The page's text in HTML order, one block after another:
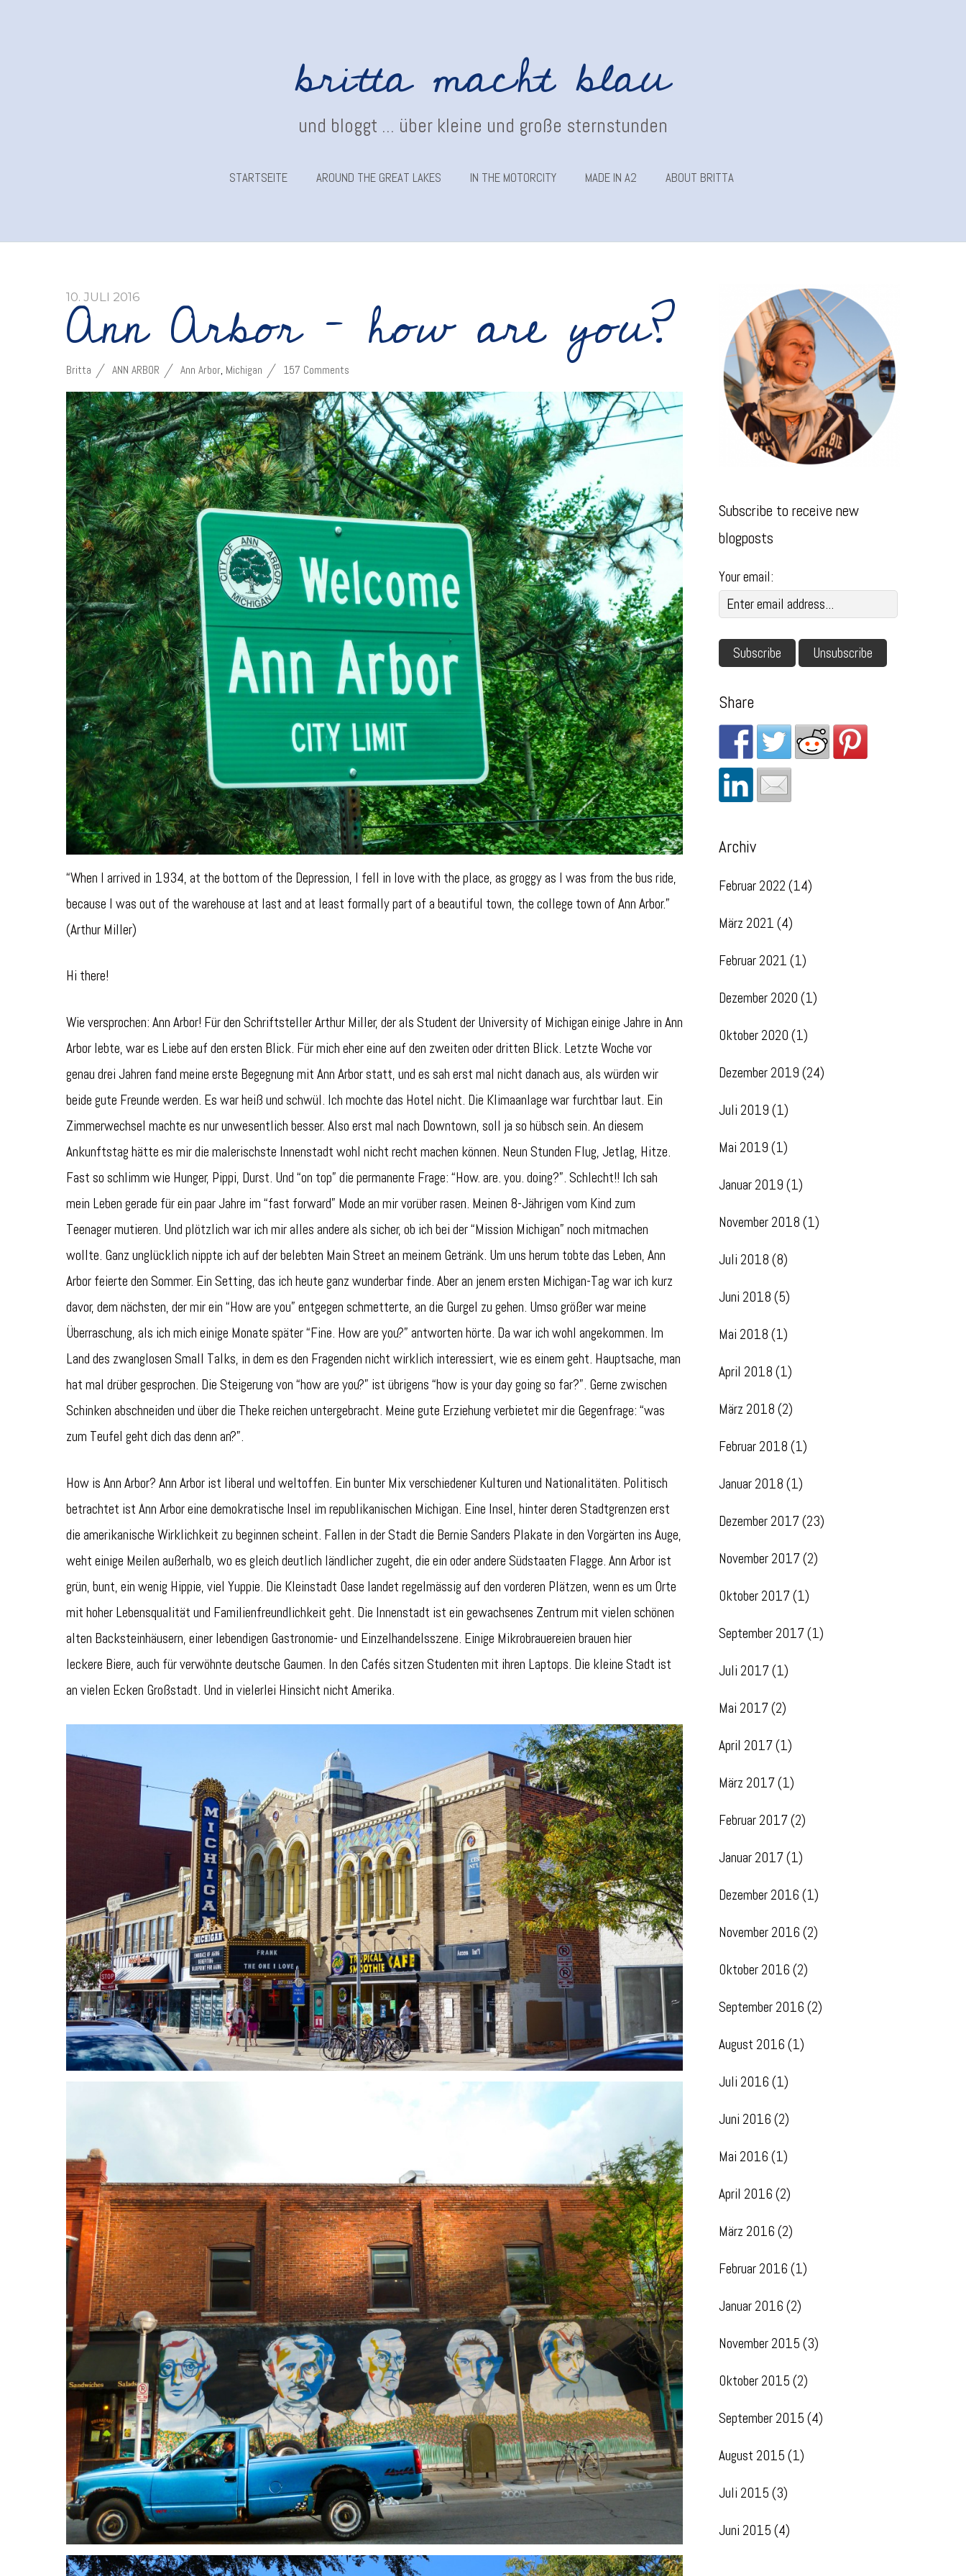
britta macht blau
und bloggt ... über kleine und große sternstunden
STARTSEITE AROUND THE GREAT LAKES IN THE MOTORCITY MADE IN A2 ABOUT BRITTA
10. JULI 2016
Ann Arbor – how are you?
Britta ANN ARBOR Ann Arbor, Michigan 157 Comments
“When I arrived in 1934, at the bottom of the Depression, I fell in love with the place, as groggy as I was from the bus ride,
because I was out of the warehouse at last and at least formally part of a beautiful town, the college town of Ann Arbor.”
(Arthur Miller)
Hi there!
Wie versprochen: Ann Arbor! Für den Schriftsteller Arthur Miller, der als Student der University of Michigan einige Jahre in Ann
Arbor lebte, war es Liebe auf den ersten Blick. Für mich eher eine auf den zweiten oder dritten Blick. Letzte Woche vor
genau drei Jahren fand meine erste Begegnung mit Ann Arbor statt, und es sah erst mal nicht danach aus, als würden wir
beide gute Freunde werden. Es war heiß und schwül. Ich mochte das Hotel nicht. Die Klimaanlage war furchtbar laut. Ein
Zimmerwechsel machte es nur unwesentlich besser. Also erst mal nach Downtown, soll ja so hübsch sein. An diesem
Ankunftstag hätte es mir die malerischste Innenstadt wohl nicht recht machen können. Neun Stunden Flug, Jetlag, Hitze.
Fast so schlimm wie Hunger, Pippi, Durst. Und “on top” die permanente Frage: “How. are. you. doing?”. Schlecht!! Ich sah
mein Leben gerade für ein paar Jahre im “fast forward” Mode an mir vorüber rasen. Meinen 8-Jährigen vom Kind zum
Teenager mutieren. Und plötzlich war ich mir alles andere als sicher, ob ich bei der “Mission Michigan” noch mitmachen
wollte. Ganz unglücklich nippte ich auf der belebten Main Street an meinem Getränk. Um uns herum tobte das Leben, Ann
Arbor feierte den Sommer. Ein Setting, das ich heute ganz wunderbar finde. Aber an jenem ersten Michigan-Tag war ich kurz
davor, dem nächsten, der mir ein “How are you” entgegen schmetterte, an die Gurgel zu gehen. Umso größer war meine
Überraschung, als ich mich einige Monate später “Fine. How are you?” antworten hörte. Da war ich wohl angekommen. Im
Land des zwanglosen Small Talks, in dem es den Fragenden nicht wirklich interessiert, wie es einem geht. Hauptsache, man
hat mal drüber gesprochen. Die Steigerung von “how are you?” ist übrigens “how is your day going so far?”. Gerne zwischen
Schinken abschneiden und über die Theke reichen untergebracht. Meine gute Erziehung verbietet mir die Gegenfrage: “was
zum Teufel geht dich das denn an?”.
How is Ann Arbor? Ann Arbor ist liberal und weltoffen. Ein bunter Mix verschiedener Kulturen und Nationalitäten. Politisch
betrachtet ist Ann Arbor eine demokratische Insel im republikanischen Michigan. Eine Insel, hinter deren Stadtgrenzen erst
die amerikanische Wirklichkeit zu beginnen scheint. Fallen in der Stadt die Bernie Sanders Plakate in den Vorgärten ins Auge,
weht einige Meilen außerhalb, wo es gleich deutlich ländlicher zugeht, die ein oder andere Südstaaten Flagge. Ann Arbor ist
grün, bunt, ein wenig Hippie, viel Yuppie. Die Kleinstadt Oase landet regelmässig auf den vorderen Plätzen, wenn es um Orte
mit hoher Lebensqualität und Familienfreundlichkeit geht. Die Innenstadt ist ein gewachsenes Zentrum mit vielen schönen
alten Backsteinhäusern, einer lebendigen Gastronomie- und Einzelhandelsszene. Einige Mikrobrauereien brauen hier
leckere Biere, auch für verwöhnte deutsche Gaumen. In den Cafés sitzen Studenten mit ihren Laptops. Die kleine Stadt ist
an vielen Ecken Großstadt. Und in vielerlei Hinsicht nicht Amerika.
Subscribe to receive new
blogposts
Your email:
Share
Archiv
Februar 2022 (14)
März 2021 (4)
Februar 2021 (1)
Dezember 2020 (1)
Oktober 2020 (1)
Dezember 2019 (24)
Juli 2019 (1)
Mai 2019 (1)
Januar 2019 (1)
November 2018 (1)
Juli 2018 (8)
Juni 2018 (5)
Mai 2018 (1)
April 2018 (1)
März 2018 (2)
Februar 2018 (1)
Januar 2018 (1)
Dezember 2017(23)
November 2017(2)
Oktober 2017(1)
September 2017(1)
Juli 2017(1)
Mai 2017(2)
April 2017(1)
März 2017(1)
Februar 2017(2)
Januar 2017(1)
Dezember 2016 (1)
November 2016 (2)
Oktober 2016 (2)
September 2016 (2)
August 2016 (1)
Juli 2016 (1)
Juni 2016 (2)
Mai 2016 (1)
April 2016 (2)
März 2016 (2)
Februar 2016 (1)
Januar 2016 (2)
November 2015 (3)
Oktober 2015 (2)
September 2015 (4)
August 2015 (1)
Juli 2015 (3)
Juni 2015 (4)